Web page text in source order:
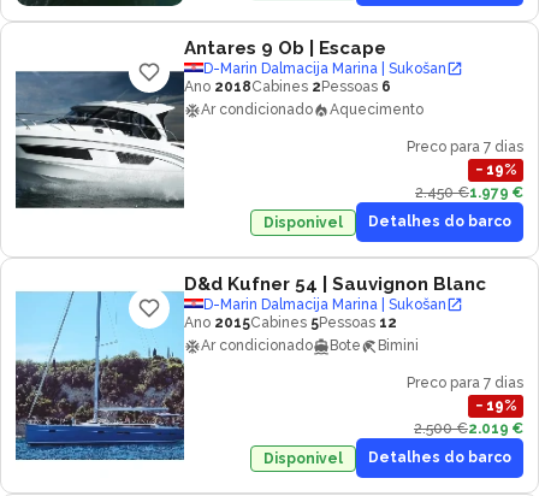
Antares 9 Ob | Escape
D-Marin Dalmacija Marina | Sukošan
Ano 2018Cabines 2 Pessoas 6
Ar condicionado
Aquecimento
Preco para 7 dias
− 19%
2.450 €1.979 €
Disponivel
Detalhes do barco
D&d Kufner 54 | Sauvignon Blanc
D-Marin Dalmacija Marina | Sukošan
Ano 2015Cabines 5Pessoas 12
Ar condicionado
Bote Bimini
Preco para 7 dias
− 19%
2.500 €2.019 €
Disponivel
Detalhes do barco